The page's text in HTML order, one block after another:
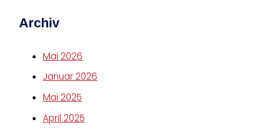
Archiv
Mai 2026
Januar 2026
Mai 2025
April 2025